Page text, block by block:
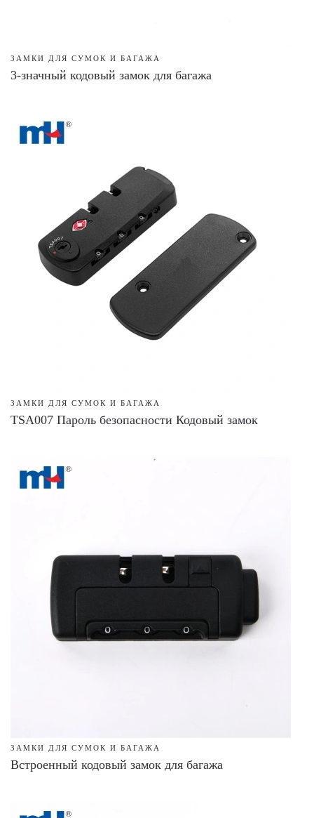
ЗАМКИ ДЛЯ СУМОК И БАГАЖА
3-значный кодовый замок для багажа
ЗАМКИ ДЛЯ СУМОК И БАГАЖА
TSA007 Пароль безопасности Кодовый замок
ЗАМКИ ДЛЯ СУМОК И БАГАЖА
Встроенный кодовый замок для багажа